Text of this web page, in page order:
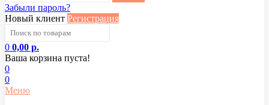
Забыли пароль?
Новый клиент Регистрация
0 0,00 р.
Ваша корзина пуста!
0
0
Меню